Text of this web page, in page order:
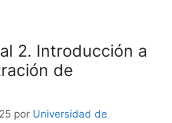
2. Introducción a
de
por Universidad de